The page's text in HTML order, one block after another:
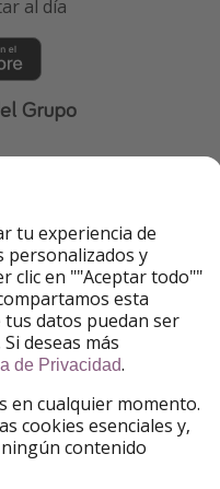
al día
Grupo
legal
y condiciones
tu experiencia de
personalizados y
clic en ""Aceptar todo""
esta
datos puedan ser
deseas más
de Privacidad.
en cualquier momento.
cookies esenciales y,
contenido